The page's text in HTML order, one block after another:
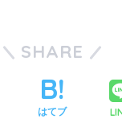
SHARE
はてブ